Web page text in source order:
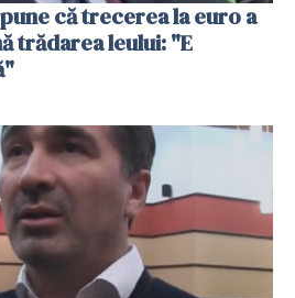
că trecerea la euro a
trădarea leului: "E